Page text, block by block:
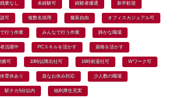
残業なし 未経験可 経験者優遇 新卒歓迎
可 複数名採用 服装自由 オフィスカジュアル可
で行う作業 みんなで行う作業 静かな職場
活躍中 PCスキルを活かす 資格を活かす
務可 10時以降出社可 16時前退社可 Wワーク可
育休あり 急なお休み対応 少人数の職場
駅チカ5分以内 福利厚生充実